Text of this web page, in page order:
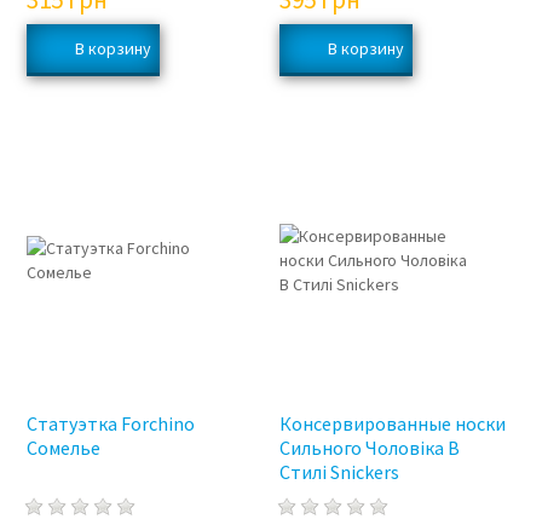
Статуэтка Forchino
Сомелье
Консервированные носки
Сильного Чоловіка В
Стилі Snickers